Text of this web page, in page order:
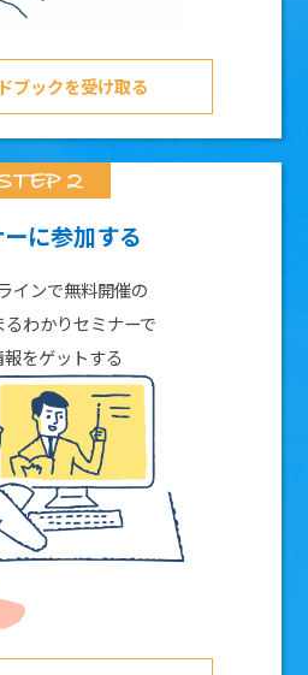
ブックを受け取る
に参加する
インで無料開催の
るわかりセミナーで
をゲットする